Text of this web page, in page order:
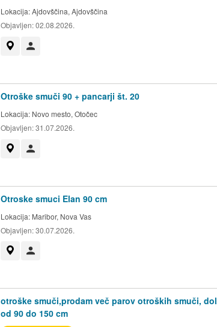
Lokacija:Ajdovščina, Ajdovščina
Objavljen:02.08.2026.
Otroške smuči 90 + pancarji št. 20
Lokacija: Novo mesto, Otočec
Objavljen:31.07.2026.
Otroske smuci Elan 90 cm
Lokacija: Maribor, Nova Vas
Objavljen:30.07.2026.
otroške smuči,prodam več parov otroških smuči,
od 90 do 150 cm